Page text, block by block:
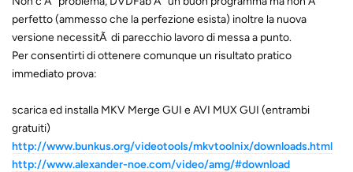
perfetto (ammesso che la perfezione esista) inoltre la nuova
versione necessitÃ di parecchio lavoro di messa a punto.
Per consentirti di ottenere comunque un risultato pratico
immediato prova:
scarica ed installa MKV Merge GUI e AVI MUX GUI (entrambi
gratuiti)
http://www.bunkus.org/videotools/mkvtoolnix/downloads.html
http://www.alexander-noe.com/video/amg/#download